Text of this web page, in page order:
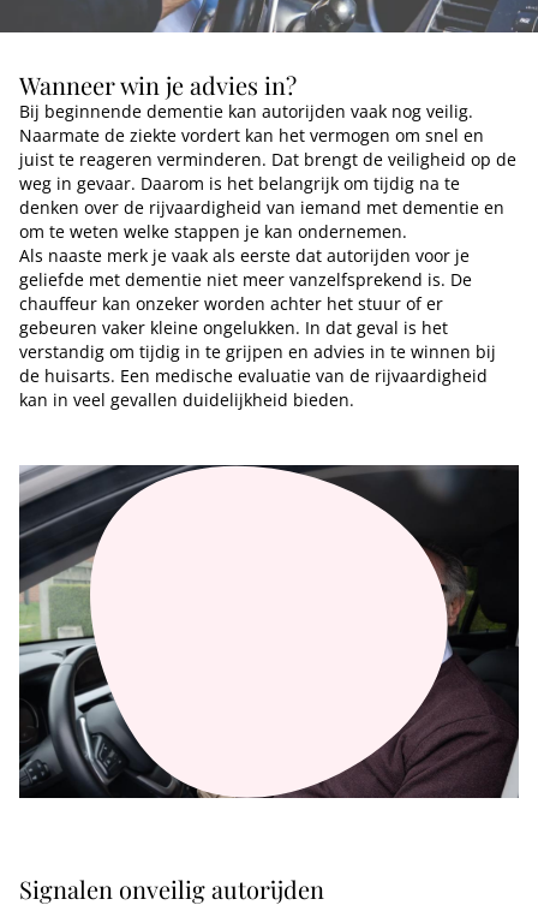
Wanneer win je advies in?
Bij beginnende dementie kan autorijden vaak nog veilig.
Naarmate de ziekte vordert kan het vermogen om snel en
juist te reageren verminderen. Dat brengt de veiligheid op de
weg in gevaar. Daarom is het belangrijk om tijdig na te
denken over de rijvaardigheid van iemand met dementie en
om te weten welke stappen je kan ondernemen.
Als naaste merk je vaak als eerste dat autorijden voor je
geliefde met dementie niet meer vanzelfsprekend is. De
chauffeur kan onzeker worden achter het stuur of er
gebeuren vaker kleine ongelukken. In dat geval is het
verstandig om tijdig in te grijpen en advies in te winnen bij
de huisarts. Een medische evaluatie van de rijvaardigheid
kan in veel gevallen duidelijkheid bieden.
Signalen onveilig autorijden